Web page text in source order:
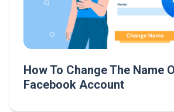
How To Change The Name
Facebook Account